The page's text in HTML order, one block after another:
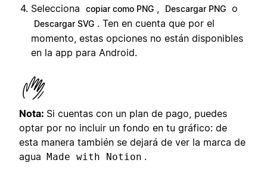
Selecciona
copiar como PNG , Descargar PNG o
Descargar SVG . Ten en cuenta que por el
momento, estas opciones no están disponibles
en la app para Android.
Nota: Si cuentas con un plan de pago, puedes
optar por no incluir un fondo en tu gráfico: de
esta manera también se dejará de ver la marca de
agua Made with Notion .